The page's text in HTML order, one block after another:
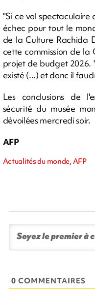
"Si ce vol spectaculaire
échec pour tout le
de la Culture Rachida
cette commission de
projet de budget 2026.
existé (...) et donc il
Les conclusions de
sécurité du musée
dévoilées mercredi soir.
AFP
Actualités du monde, AFP
0 COMMENTAIRES